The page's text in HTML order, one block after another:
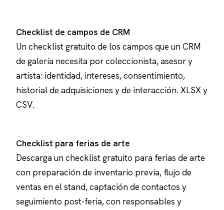
Checklist de campos de CRM
Un checklist gratuito de los campos que un CRM
de galería necesita por coleccionista, asesor y
artista: identidad, intereses, consentimiento,
historial de adquisiciones y de interacción. XLSX y
CSV.
Checklist para ferias de arte
Descarga un checklist gratuito para ferias de arte
con preparación de inventario previa, flujo de
ventas en el stand, captación de contactos y
seguimiento post-feria, con responsables y